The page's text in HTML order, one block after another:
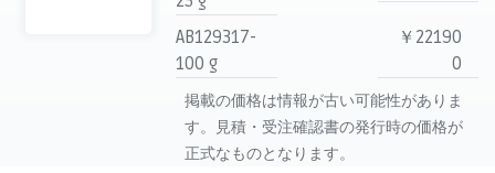
AB129317-
100 g
￥22190
0
掲載の価格は情報が古い可能性がありま
す。見積・受注確認書の発行時の価格が
正式なものとなります。